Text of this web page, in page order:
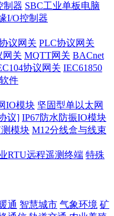
制器 SBC工业单板电脑
I/O控制器
议网关 PLC协议网关
网关 MQTT网关 BACnet
协议网关 IEC61850
件
IO模块 坚固型单以太网
议] IP67防水防振IO模块
模块 M12分线盒与线束
RTU远程遥测终端 特殊
通 智慧城市 气象环境 矿